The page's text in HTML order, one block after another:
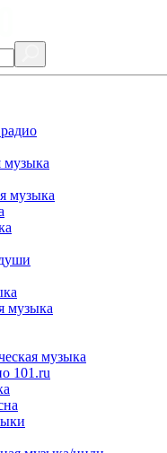
музыка
музыка
музыка
музыка
101.ru